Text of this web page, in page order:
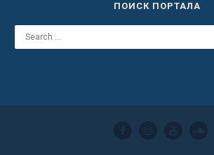
ПОИСК ПОРТАЛА